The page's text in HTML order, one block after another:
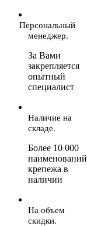
Персональный
менеджер.
За Вами
закрепляется
опытный
специалист
Наличие на
складе.
Более 10 000
наименований
крепежа в
наличии
На объем
скидки.